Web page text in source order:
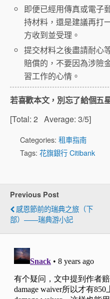
即便已經用傳真或電子
持材料，還是建議再打
方收到並受理。
提交材料之後盡請耐心
賠償的，不要因為涉險
習工作的心情。
若喜歡本文，別忘了給個五
[Total: 2 Average: 3/5]
Categories: 租車指南
Tags: 花旗銀行 Citibank
Previous Post
感恩節前的瑞典之旅（下
部）——瑞典游小記